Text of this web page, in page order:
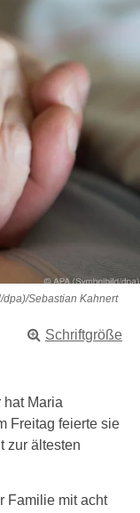
dpa)/Sebastian Kahnert
Schriftgröße
hat Maria
Freitag feierte sie
zur ältesten
Familie mit acht